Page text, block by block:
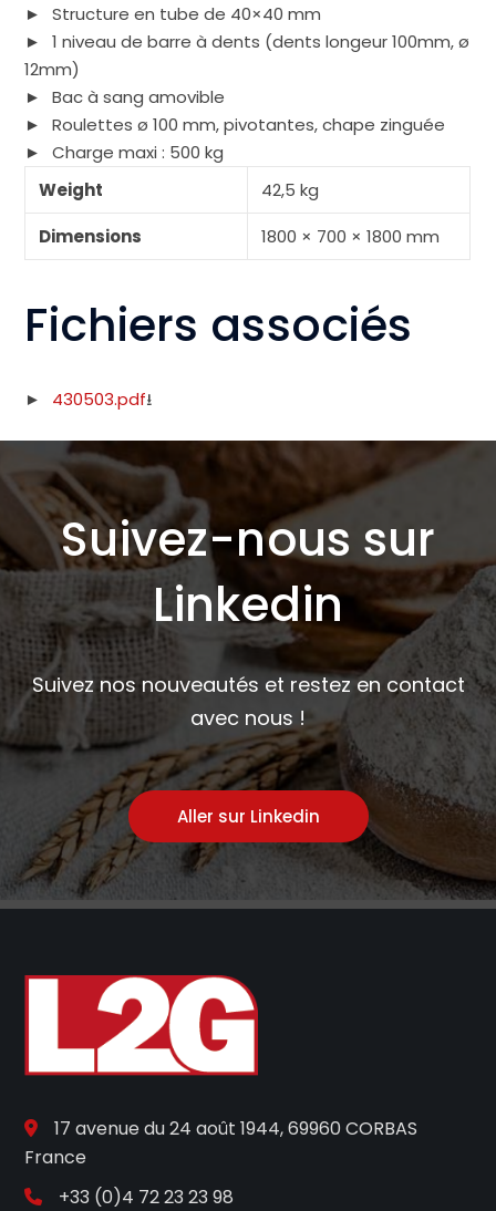
Structure en tube de 40×40 mm
1 niveau de barre à dents (dents longeur 100mm, ø
12mm)
Bac à sang amovible
Roulettes ø 100 mm, pivotantes, chape zinguée
Charge maxi : 500 kg
Weight
42,5 kg
Dimensions
1800 × 700 × 1800 mm
Fichiers associés
430503.pdf
Suivez-nous sur
Linkedin
Suivez nos nouveautés et restez en contact
avec nous !
Aller sur Linkedin
17 avenue du 24 août 1944, 69960 CORBAS
France
+33 (0)4 72 23 23 98